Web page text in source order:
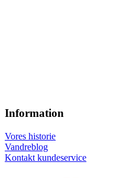
Information
Vores historie
Vandreblog
Kontakt kundeservice